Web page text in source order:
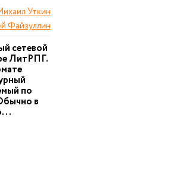
Уткин
Файзуллин
сетевой
ЛитРПГ.
по
в